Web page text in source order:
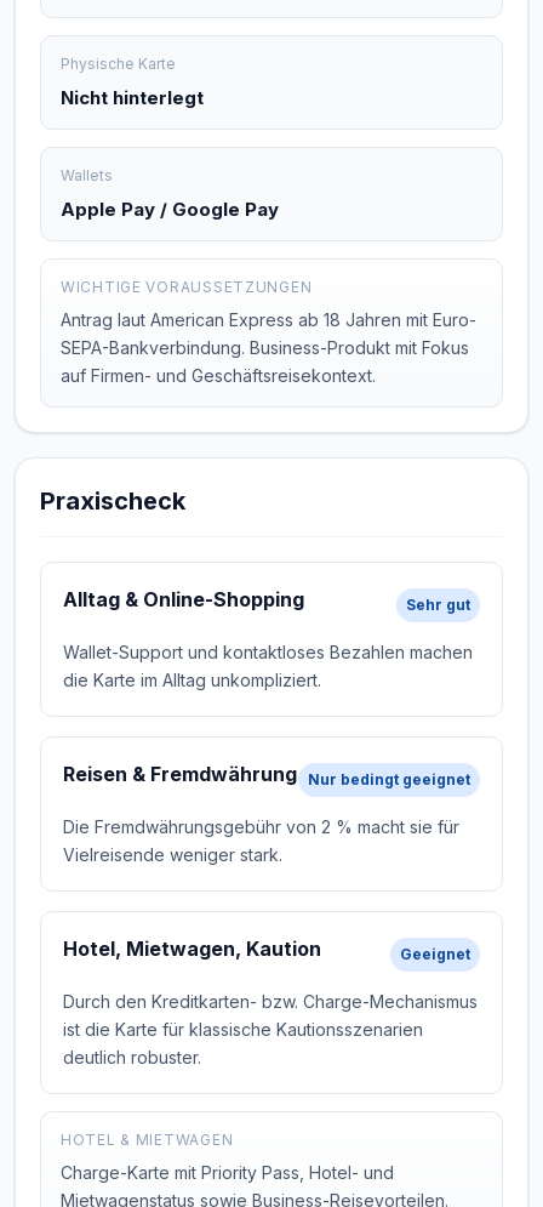
Physische Karte
Nicht hinterlegt
Wallets
Apple Pay / Google Pay
WICHTIGE VORAUSSETZUNGEN
Antrag laut American Express ab 18 Jahren mit Euro-
SEPA-Bankverbindung. Business-Produkt mit Fokus
auf Firmen- und Geschäftsreisekontext.
Praxischeck
Alltag & Online-Shopping Sehr gut
Wallet-Support und kontaktloses Bezahlen machen
die Karte im Alltag unkompliziert.
Reisen & Fremdwährung Nur bedingt geeignet
Die Fremdwährungsgebühr von 2 % macht sie für
Vielreisende weniger stark.
Hotel, Mietwagen, Kaution Geeignet
Durch den Kreditkarten- bzw. Charge-Mechanismus
ist die Karte für klassische Kautionsszenarien
deutlich robuster.
HOTEL & MIETWAGEN
Charge-Karte mit Priority Pass, Hotel- und
Mietwagenstatus sowie Business-Reisevorteilen.